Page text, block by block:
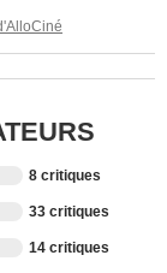
8 critiques
33 critiques
14 critiques